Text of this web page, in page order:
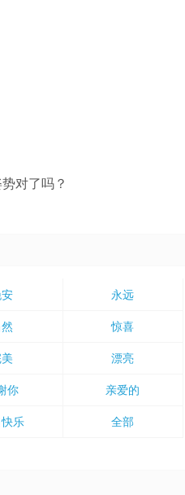
对了吗？
永远
惊喜
漂亮
你 亲爱的
乐 全部